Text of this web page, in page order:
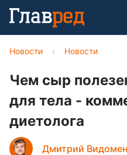
Новости › Новости
Чем сыр
для тела -
диетолога
Дмитрий